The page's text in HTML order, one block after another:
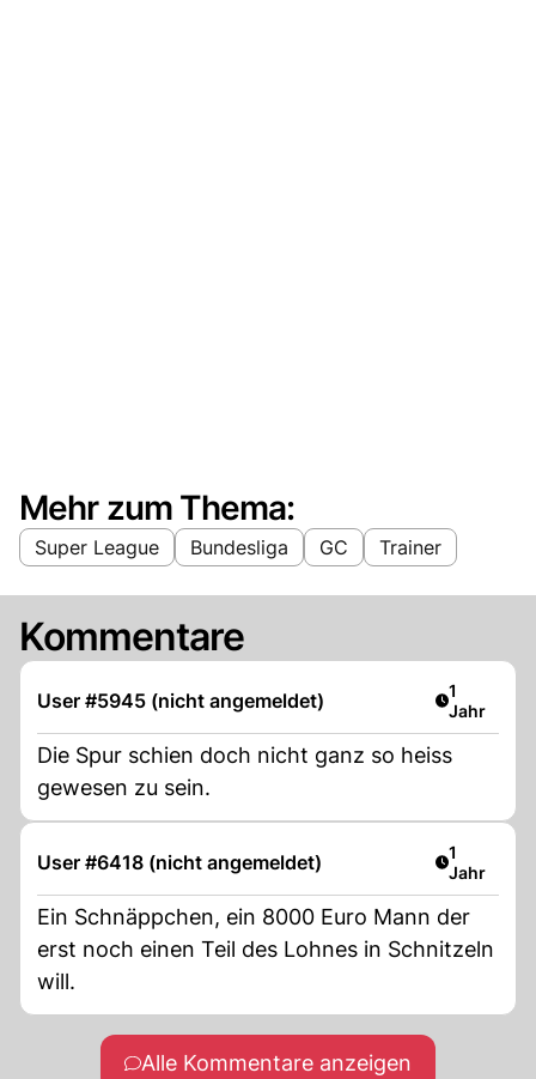
Mehr zum Thema:
Super League Bundesliga GC Trainer
Kommentare
User #5945 (nicht angemeldet) Artikel
1
Jahr
Die Spur schien doch nicht ganz so heiss
gewesen zu sein.
User #6418 (nicht angemeldet) Artikel
1
Jahr
Ein Schnäppchen, ein 8000 Euro Mann der
erst noch einen Teil des Lohnes in Schnitzeln
will.
Alle Kommentare anzeigen